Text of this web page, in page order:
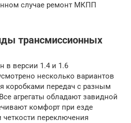
случае ремонт МКПП
трансмиссионных
в версии 1.4 и 1.6
несколько вариантов
коробками передач с разным
агрегаты обладают завидной
комфорт при езде
четкости переключения